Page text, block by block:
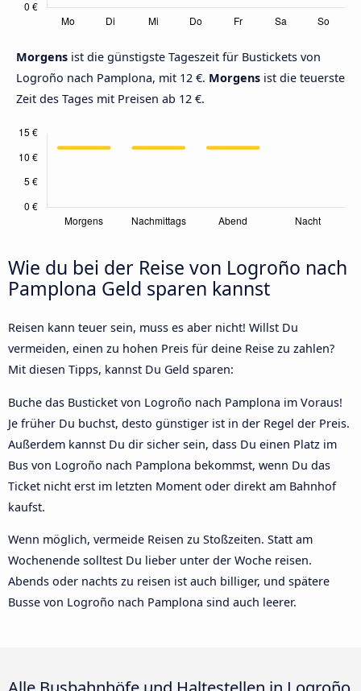
Morgens ist die günstigste Tageszeit für Bustickets von
Logroño nach Pamplona, mit 12 €. Morgens ist die teuerste
Zeit des Tages mit Preisen ab 12 €.
Wie du bei der Reise von Logroño nach
Pamplona Geld sparen kannst
Reisen kann teuer sein, muss es aber nicht! Willst Du
vermeiden, einen zu hohen Preis für deine Reise zu zahlen?
Mit diesen Tipps, kannst Du Geld sparen:
Buche das Busticket von Logroño nach Pamplona im Voraus!
Je früher Du buchst, desto günstiger ist in der Regel der Preis.
Außerdem kannst Du dir sicher sein, dass Du einen Platz im
Bus von Logroño nach Pamplona bekommst, wenn Du das
Ticket nicht erst im letzten Moment oder direkt am Bahnhof
kaufst.
Wenn möglich, vermeide Reisen zu Stoßzeiten. Statt am
Wochenende solltest Du lieber unter der Woche reisen.
Abends oder nachts zu reisen ist auch billiger, und spätere
Busse von Logroño nach Pamplona sind auch leerer.